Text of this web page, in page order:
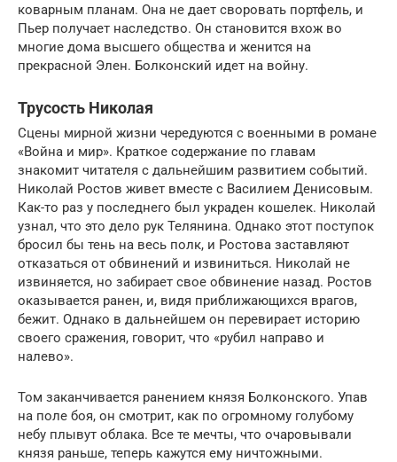
коварным планам. Она не дает своровать портфель, и
Пьер получает наследство. Он становится вхож во
многие дома высшего общества и женится на
прекрасной Элен. Болконский идет на войну.
Трусость Николая
Сцены мирной жизни чередуются с военными в романе
«Война и мир». Краткое содержание по главам
знакомит читателя с дальнейшим развитием событий.
Николай Ростов живет вместе с Василием Денисовым.
Как-то раз у последнего был украден кошелек. Николай
узнал, что это дело рук Телянина. Однако этот поступок
бросил бы тень на весь полк, и Ростова заставляют
отказаться от обвинений и извиниться. Николай не
извиняется, но забирает свое обвинение назад. Ростов
оказывается ранен, и, видя приближающихся врагов,
бежит. Однако в дальнейшем он перевирает историю
своего сражения, говорит, что «рубил направо и
налево».
Том заканчивается ранением князя Болконского. Упав
на поле боя, он смотрит, как по огромному голубому
небу плывут облака. Все те мечты, что очаровывали
князя раньше, теперь кажутся ему ничтожными.